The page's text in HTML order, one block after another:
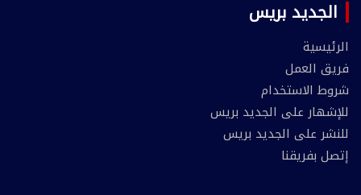
الجديد بريس
الرئيسية
فريق العمل
شروط الاستخدام
للإشهار على الجديد بريس
للنشر على الجديد بريس
إتصل بفريقنا